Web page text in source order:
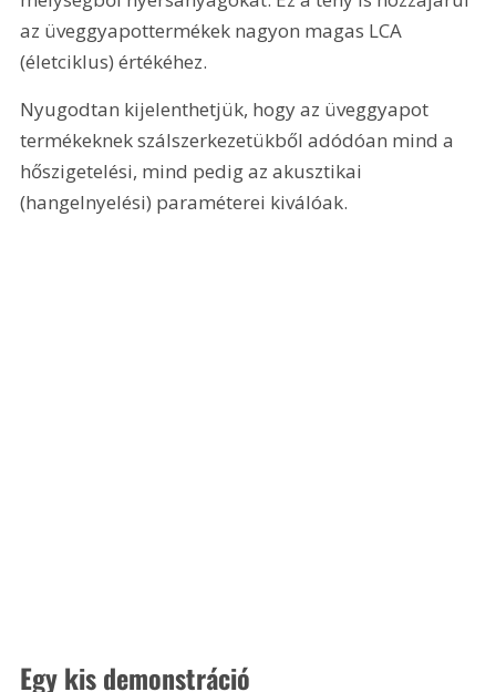
az üveggyapottermékek nagyon magas LCA
(életciklus) értékéhez.
Nyugodtan kijelenthetjük, hogy az üveggyapot
termékeknek szálszerkezetükből adódóan mind a
hőszigetelési, mind pedig az akusztikai
(hangelnyelési) paraméterei kiválóak.
Egy kis demonstráció